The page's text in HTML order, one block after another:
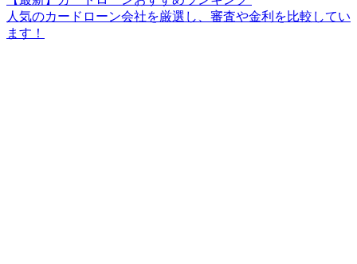
人気のカードローン会社を厳選し、審査や金利を比較してい
ます！